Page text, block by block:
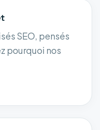
SEO, pensés
pourquoi nos